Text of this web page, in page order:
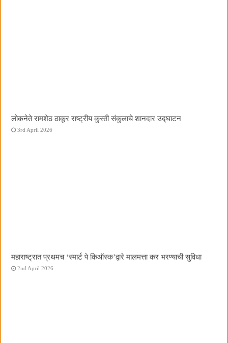
लोकनेते रामशेठ ठाकूर राष्ट्रीय कुस्ती संकुलाचे शानदार उद्घाटन
3rd April 2026
महाराष्ट्रात प्रथमच ‌‘स्मार्ट पे किऑस्क‌’द्वारे मालमत्ता कर भरण्याची सुविधा
2nd April 2026